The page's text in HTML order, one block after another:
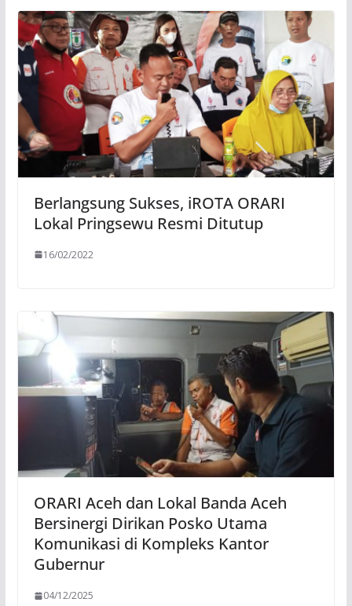
Berlangsung Sukses, iROTA ORARI
Lokal Pringsewu Resmi Ditutup
16/02/2022
ORARI Aceh dan Lokal Banda Aceh
Bersinergi Dirikan Posko Utama
Komunikasi di Kompleks Kantor
Gubernur
04/12/2025